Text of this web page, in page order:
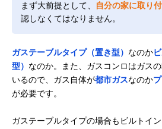
まず大前提として、
自分の家に取り
認しなくてはなりません。
ガステーブルタイプ（置き型） なのか
型） なのか。また、ガスコンロはガス
いるので、ガス自体が都市ガスなのか
が必要です。
ガステーブルタイプの場合もビルトイン